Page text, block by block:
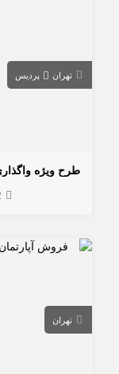
پردیس